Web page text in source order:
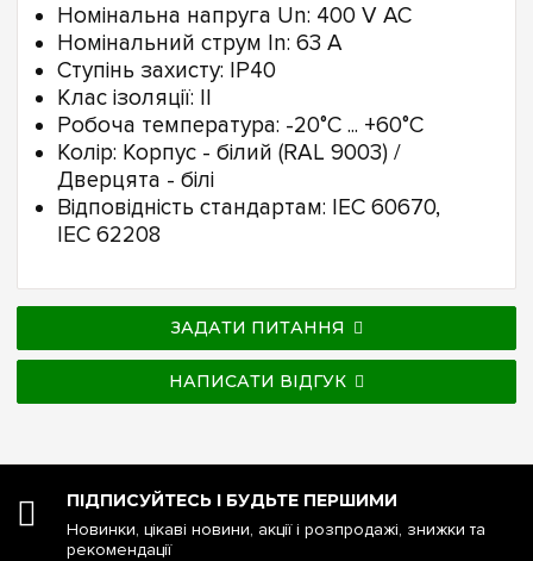
Номінальна напруга Un: 400 V AC
Номінальний струм In: 63 А
Ступінь захисту: IP40
Клас ізоляції: II
Робоча температура: -20°C ... +60°C
Колір: Корпус - білий (RAL 9003) /
Дверцята - білі
Відповідність стандартам: IEC 60670,
IEC 62208
ЗАДАТИ ПИТАННЯ
НАПИСАТИ ВІДГУК
ПІДПИСУЙТЕСЬ І БУДЬТЕ ПЕРШИМИ
Новинки, цікаві новини, акції і розпродажі, знижки та
рекомендації